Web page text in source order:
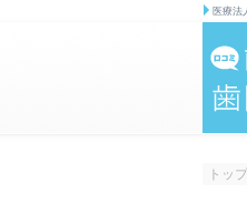
医療法
情報
トッ